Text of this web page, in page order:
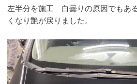
左半分を施工 白曇りの原因でもあ
くなり艶が戻りました。